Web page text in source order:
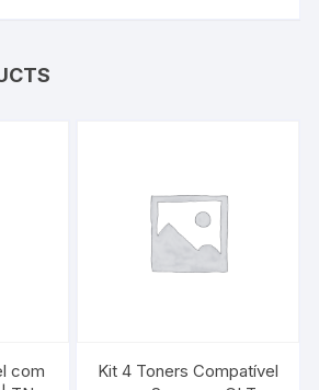
com
Kit 4 Toners Compatível